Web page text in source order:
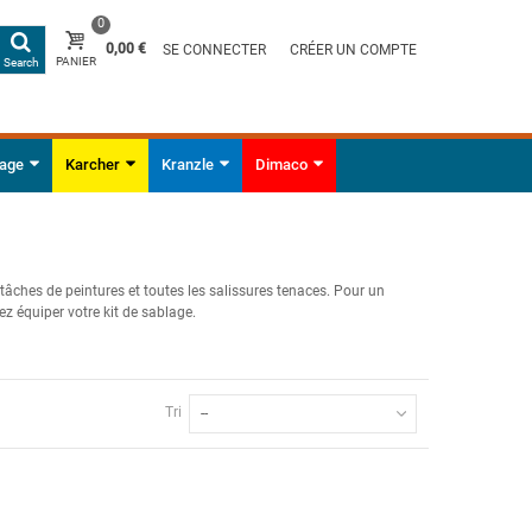
Search PANIER
0
0,00 € SE CONNECTER CRÉER UN COMPTE
Karcher Kranzle Dimaco
de peintures et toutes les salissures tenaces. Pour un
équiper votre kit de sablage.
Tri --